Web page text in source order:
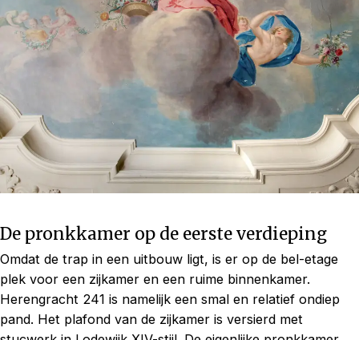
De pronkkamer op de eerste verdieping
Omdat de trap in een uitbouw ligt, is er op de bel-etage
plek voor een zijkamer en een ruime binnenkamer.
Herengracht 241 is namelijk een smal en relatief ondiep
pand. Het plafond van de zijkamer is versierd met